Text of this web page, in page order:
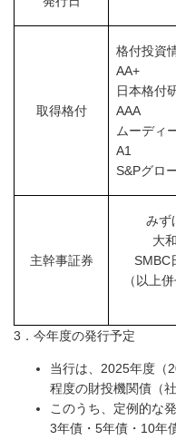
取得格付
格付
AA+
日
AAA
ムー
A1
S&Pグロ
主幹事証券
みず
大
SMBC
（以上
3．今年度の発行予定
当行は、2025年度（
程度の財投機関債（
このうち、定例的な
3年債・5年債・10年